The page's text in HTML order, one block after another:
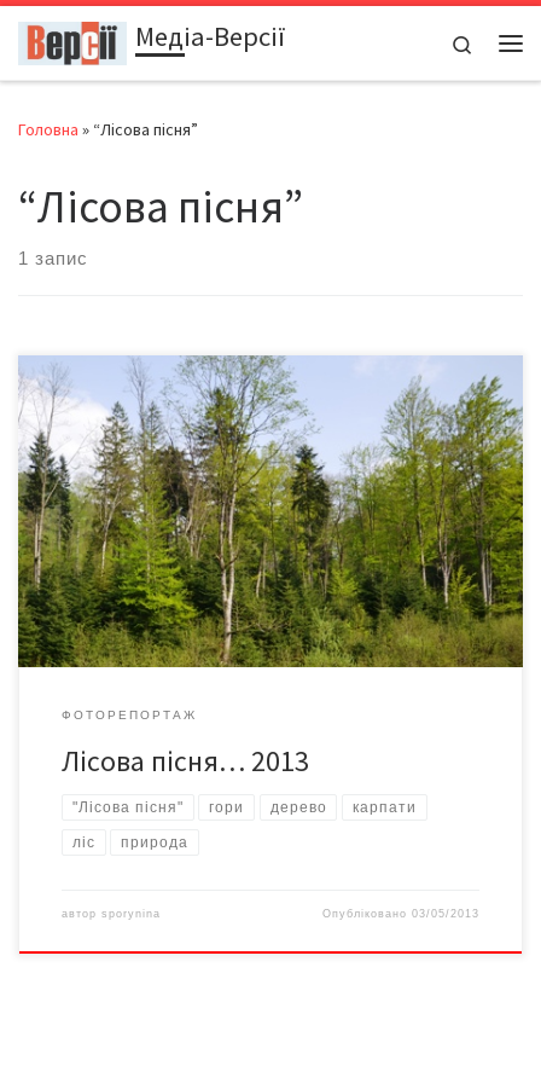
Перейти до вмістуМедіа-Версії
Search
Головна » “Лісова пісня”
“Лісова пісня”
1 запис
Карпати весною. Людина - господар природи чи її варвар...
ФОТОРЕПОРТАЖ
Лісова пісня… 2013
"Лісова пісня" гори дерево карпати
ліс природа
автор sporynina Опубліковано03/05/2013